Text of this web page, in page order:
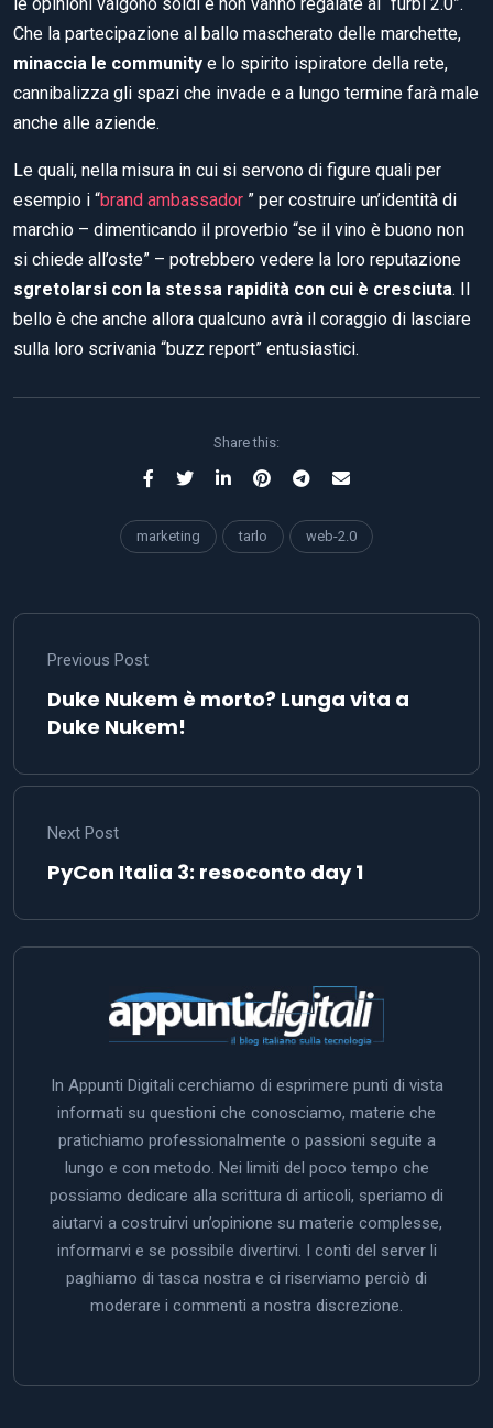
Che la partecipazione al ballo mascherato delle marchette,
minaccia le community e lo spirito ispiratore della rete,
cannibalizza gli spazi che invade e a lungo termine farà male
anche alle aziende.
Le quali, nella misura in cui si servono di figure quali per
esempio i “brand ambassador ” per costruire un’identità di
marchio – dimenticando il proverbio “se il vino è buono non
si chiede all’oste” – potrebbero vedere la loro reputazione
sgretolarsi con la stessa rapidità con cui è cresciuta. Il
bello è che anche allora qualcuno avrà il coraggio di lasciare
sulla loro scrivania “buzz report” entusiastici.
Share this:
marketing tarlo web-2.0
Previous Post
Duke Nukem è morto? Lunga vita a
Duke Nukem!
Next Post
PyCon Italia 3: resoconto day 1
In Appunti Digitali cerchiamo di esprimere punti di vista
informati su questioni che conosciamo, materie che
pratichiamo professionalmente o passioni seguite a
lungo e con metodo. Nei limiti del poco tempo che
possiamo dedicare alla scrittura di articoli, speriamo di
aiutarvi a costruirvi un’opinione su materie complesse,
informarvi e se possibile divertirvi. I conti del server li
paghiamo di tasca nostra e ci riserviamo perciò di
moderare i commenti a nostra discrezione.